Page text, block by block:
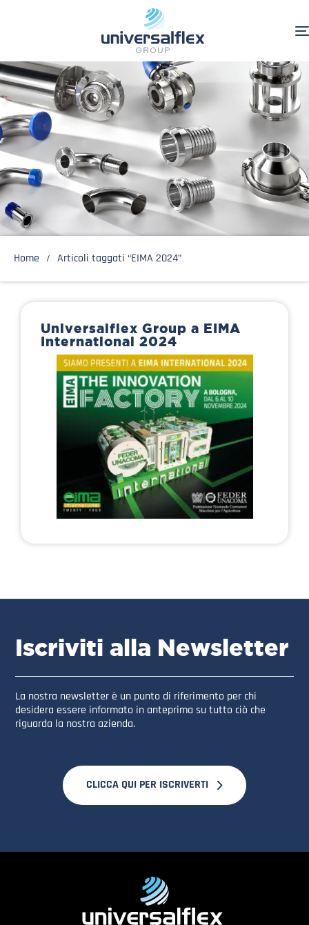
Home Articoli taggati “EIMA 2024”
Universalflex Group a EIMA
International 2024
Iscriviti alla Newsletter
La nostra newsletter è un punto di riferimento per chi
desidera essere informato in anteprima su tutto ciò che
riguarda la nostra azienda.
CLICCA QUI PER ISCRIVERTI